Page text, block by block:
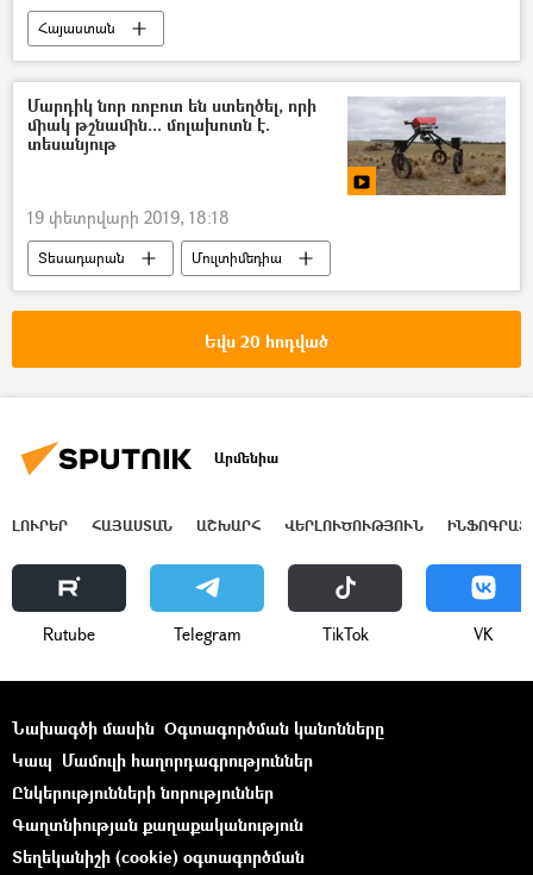
Հայաստան
Վրաստանի Հանրապետություն
Մարդիկ նոր ռոբոտ են ստեղծել, որի
միակ թշնամին... մոլախոտն է.
տեսանյութ
19 փետրվարի 2019, 18:18
Տեսադարան
Մուլտիմեդիա
Տեխնիկա և նորարարություններ
Եվս 20 հոդված
Արմենիա
ԼՈՒՐԵՐ ՀԱՅԱՍՏԱՆ ԱՇԽԱՐՀ ՎԵՐԼՈՒԾՈՒԹՅՈՒՆ
Rutube Telegram ТikТоk VK
Նախագծի մասին Օգտագործման կանոնները
Կապ Մամուլի հաղորդագրություններ
Ընկերությունների նորություններ
Գաղտնիության քաղաքականություն
Տեղեկանիշի (cookie) օգտագործման